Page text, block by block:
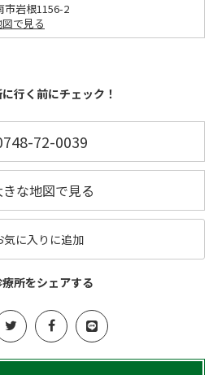
市岩根1156-2
で見る
行く前にチェック！
72-0039
きな地図で見る
気に入りに追加
所をシェアする